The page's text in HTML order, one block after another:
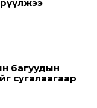
багуудын
сугалаагаар